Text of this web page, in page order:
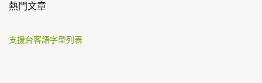
熱門文章
支援台客語字型列表